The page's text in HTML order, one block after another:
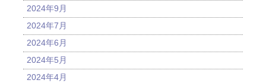
2024年9月
2024年7月
2024年6月
2024年5月
2024年4月